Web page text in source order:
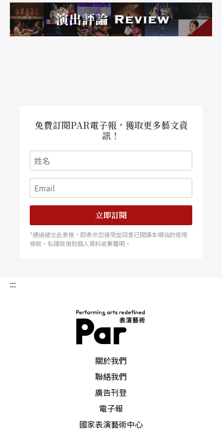
請函之聽眾才能入場），整整一週如夢似幻般的節
目內容，要讓日本古典音樂觀眾們過足樂癮！
基第四號到第六號的組合，整個月份的演出令人垂
涎。九月之後，NHK交響樂團將陸續邀約多位國際
級指揮大師：有羅傑．諾靈頓（Roger Norringto
n）、史拉特金（Leonard Slatkin）、前前任總監杜
特華（Charles Dutoit）與二○一五年二月份的帕
沃．賈維（Paavo Järvi）三套曲目六場次音樂會。
更令人振奮的消息，NHK交響樂團已經宣布，二○
一五年開始即將帕沃．賈維簽下三年首席指揮約，
○○三）、桂冠指揮阿胥肯納吉（樂季二○○四至
至一二一○）之後，NHK交響再度邀請國外指揮大
師擔任首席指揮。綜觀其勢，其資金雄厚，敢花敢
砸，撐起熱鬧滾滾的日本古典音樂樂壇，始終是亞
免費訂閱PAR電子報，獲取更多藝文資
訊！
立即訂閱
*通過遞交此表格，即表示您接受並同意已閱讀本網站的使用
條款，私隱政策和個人資料收集聲明。
:::
關於我們
聯絡我們
廣告刊登
電子報
國家表演藝術中心